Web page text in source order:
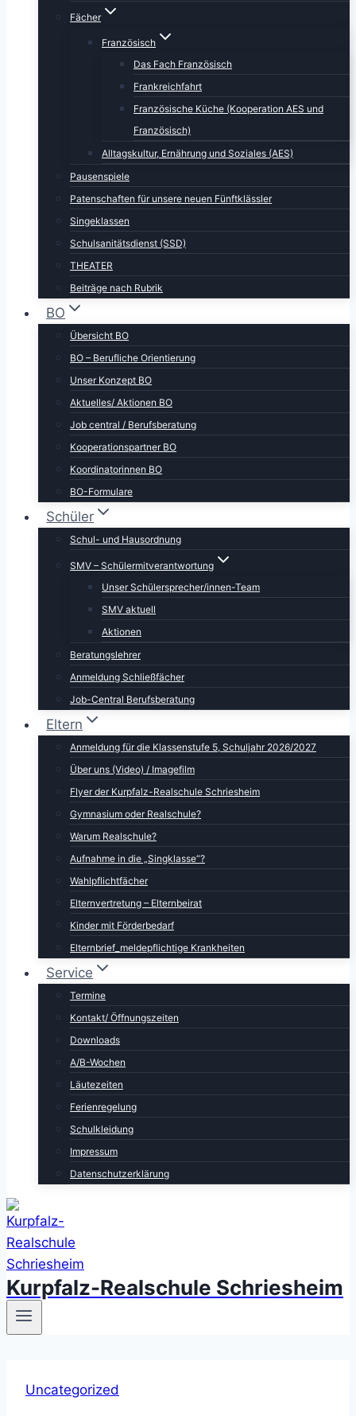
Fächer
Französisch
Das Fach Französisch
Frankreichfahrt
Französische Küche (Kooperation AES und
Französisch)
Alltagskultur, Ernährung und Soziales (AES)
Pausenspiele
Patenschaften für unsere neuen Fünftklässler
Singeklassen
Schulsanitätsdienst (SSD)
THEATER
Beiträge nach Rubrik
BO
Übersicht BO
BO – Berufliche Orientierung
Unser Konzept BO
Aktuelles/ Aktionen BO
Job central / Berufsberatung
Kooperationspartner BO
Koordinatorinnen BO
BO-Formulare
Schüler
Schul- und Hausordnung
SMV – Schülermitverantwortung
Unser Schülersprecher/innen-Team
SMV aktuell
Aktionen
Beratungslehrer
Anmeldung Schließfächer
Job-Central Berufsberatung
Eltern
Anmeldung für die Klassenstufe 5, Schuljahr 2026/2027
Über uns (Video) / Imagefilm
Flyer der Kurpfalz-Realschule Schriesheim
Gymnasium oder Realschule?
Warum Realschule?
Aufnahme in die „Singklasse“?
Wahlpflichtfächer
Elternvertretung – Elternbeirat
Kinder mit Förderbedarf
Elternbrief_meldepflichtige Krankheiten
Service
Termine
Kontakt/ Öffnungszeiten
Downloads
A/B-Wochen
Läutezeiten
Ferienregelung
Schulkleidung
Impressum
Datenschutzerklärung
Kurpfalz-Realschule Schriesheim
Uncategorized